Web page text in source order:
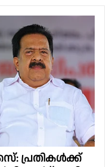
പ്രതികൾക്ക്